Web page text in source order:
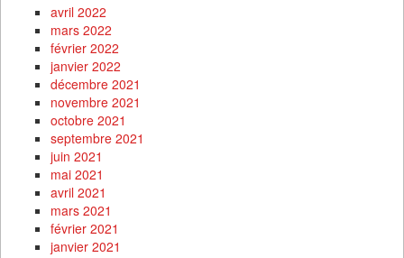
avril 2022
mars 2022
février 2022
janvier 2022
décembre 2021
novembre 2021
octobre 2021
septembre 2021
juin 2021
mai 2021
avril 2021
mars 2021
février 2021
janvier 2021